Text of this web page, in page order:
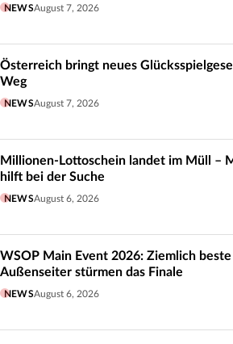
NEWSAugust 7, 2026
Österreich bringt neues
Weg
NEWSAugust 7, 2026
Millionen-Lottoschein landet im Müll –
hilft bei der Suche
NEWSAugust 6, 2026
WSOP Main Event 2026: Ziemlich beste
Außenseiter stürmen das Finale
NEWSAugust 6, 2026